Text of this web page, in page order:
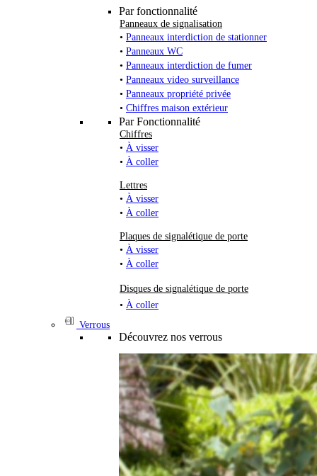
Par fonctionnalité
Panneaux de signalisation
• Panneaux interdiction de stationner
• Panneaux WC
• Panneaux interdiction de fumer
• Panneaux video surveillance
• Panneaux propriété privée
• Chiffres maison extérieur
Par Fonctionnalité
Chiffres
• À visser
• À coller
Lettres
• À visser
• À coller
Plaques de signalétique de porte
• À visser
• À coller
Disques de signalétique de porte
• À coller
Verrous
Découvrez nos verrous